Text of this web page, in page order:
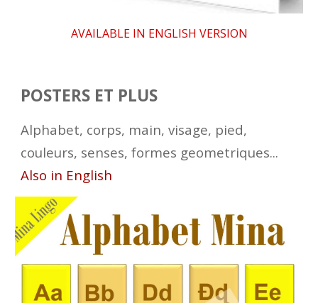
AVAILABLE IN ENGLISH VERSION
POSTERS ET PLUS
Alphabet, corps, main, visage, pied,
couleurs, senses, formes geometriques...
Also in English